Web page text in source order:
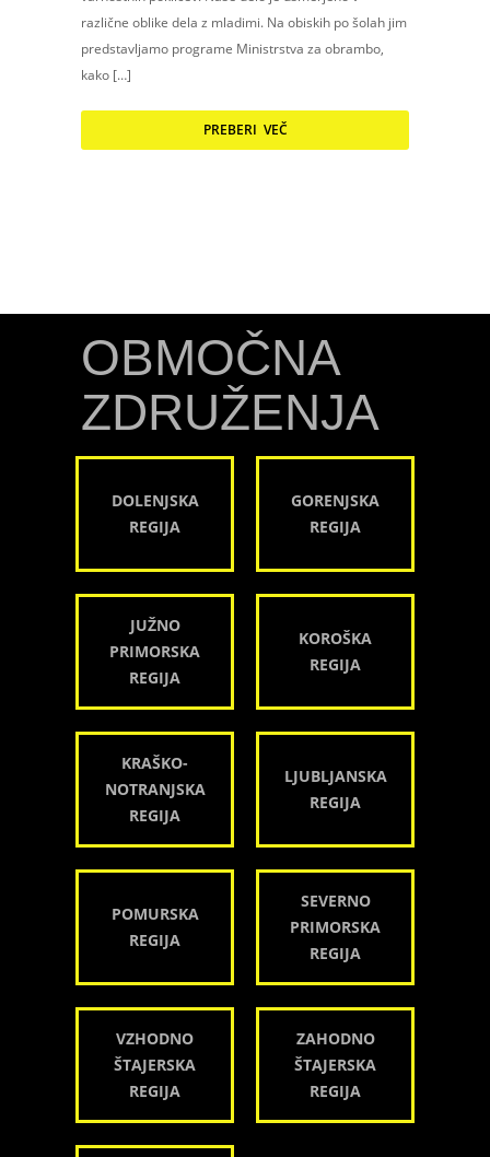
različne oblike dela z mladimi. Na obiskih po šolah jim
predstavljamo programe Ministrstva za obrambo,
kako […]
PREBERI VEČ
OBMOČNA
ZDRUŽENJA
DOLENJSKA
REGIJA
GORENJSKA
REGIJA
JUŽNO
PRIMORSKA
REGIJA
KOROŠKA
REGIJA
KRAŠKO-
NOTRANJSKA
REGIJA
LJUBLJANSKA
REGIJA
POMURSKA
REGIJA
SEVERNO
PRIMORSKA
REGIJA
VZHODNO
ŠTAJERSKA
REGIJA
ZAHODNO
ŠTAJERSKA
REGIJA